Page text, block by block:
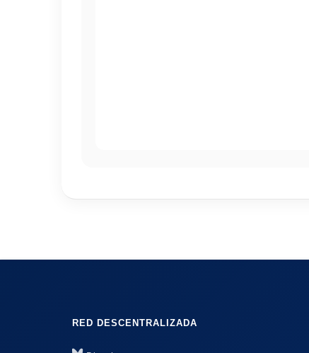
RED DESCENTRALIZADA